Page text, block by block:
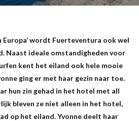
Europa’ wordt Fuerteventura ook wel
Naast ideale omstandigheden voor
kent het eiland ook hele mooie
ging er met haar gezin naar toe.
hun zin gehad in het hotel met all
bleven ze niet alleen in het hotel,
op het eiland. Yvonne deelt haar